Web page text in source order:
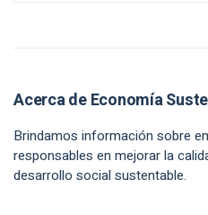
Acerca de Economía
Brindamos información sobre
responsables en mejorar la
desarrollo social sustentable.